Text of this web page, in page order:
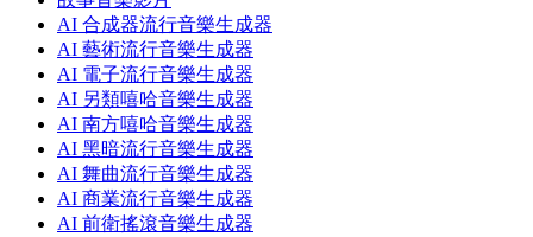
AI 合成器流行音樂生成器
AI 藝術流行音樂生成器
AI 電子流行音樂生成器
AI 另類嘻哈音樂生成器
AI 南方嘻哈音樂生成器
AI 黑暗流行音樂生成器
AI 舞曲流行音樂生成器
AI 商業流行音樂生成器
AI 前衛搖滾音樂生成器